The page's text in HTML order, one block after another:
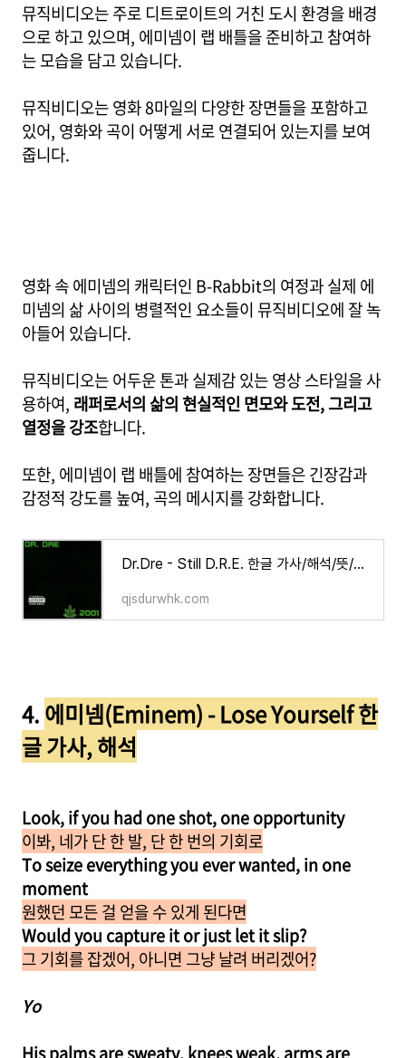
뮤직비디오는 주로 디트로이트의 거친 도시 환경을 배경
으로 하고 있으며, 에미넴이 랩 배틀을 준비하고 참여하
는 모습을 담고 있습니다.
뮤직비디오는 영화 8마일의 다양한 장면들을 포함하고
있어, 영화와 곡이 어떻게 서로 연결되어 있는지를 보여
줍니다.
영화 속 에미넴의 캐릭터인 B-Rabbit의 여정과 실제 에
미넴의 삶 사이의 병렬적인 요소들이 뮤직비디오에 잘 녹
아들어 있습니다.
뮤직비디오는 어두운 톤과 실제감 있는 영상 스타일을 사
용하여, 래퍼로서의 삶의 현실적인 면모와 도전, 그리고
열정을 강조합니다.
또한, 에미넴이 랩 배틀에 참여하는 장면들은 긴장감과
감정적 강도를 높여, 곡의 메시지를 강화합니다.
Dr.Dre - Still D.R.E. 한글 가사/해석/뜻/의미
qjsdurwhk.com
4.에미넴(Eminem) - Lose Yourself 한
글 가사, 해석
Look, if you had one shot, one opportunity
이봐, 네가 단 한 발, 단 한 번의 기회로
To seize everything you ever wanted, in one
moment
원했던 모든 걸 얻을 수 있게 된다면
Would you capture it or just let it slip?
그 기회를 잡겠어, 아니면 그냥 날려 버리겠어?
Yo
His palms are sweaty, knees weak, arms are